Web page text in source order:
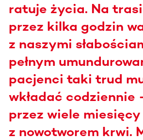
ratuje życia. Na
przez kilka godzin
z naszymi
pełnym
pacjenci taki trud
wkładać codziennie
przez wiele
z nowotworem krwi.